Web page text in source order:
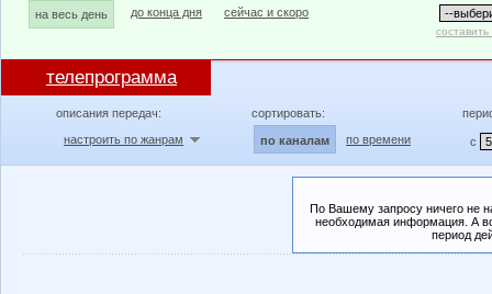
на весь день до конца дня сейчас и скоро
телепрограмма
описания передач:
настроить по жанрам
сортировать:
по каналам по времени с
По Вашему запросу ничего не
необходимая информация. А
период